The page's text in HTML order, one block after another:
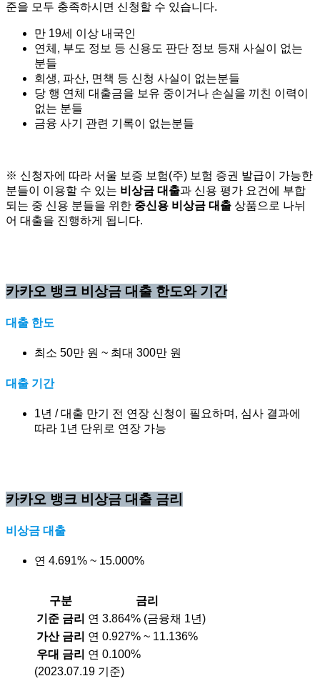
준을 모두 충족하시면 신청할 수 있습니다.
만 19세 이상 내국인
연체, 부도 정보 등 신용도 판단 정보 등재 사실이 없는
분들
회생, 파산, 면책 등 신청 사실이 없는분들
당 행 연체 대출금을 보유 중이거나 손실을 끼친 이력이
없는 분들
금융 사기 관련 기록이 없는분들
※ 신청자에 따라 서울 보증 보험(주) 보험 증권 발급이 가능한
분들이 이용할 수 있는 비상금 대출과 신용 평가 요건에 부합
되는 중 신용 분들을 위한 중신용 비상금 대출 상품으로 나뉘
어 대출을 진행하게 됩니다.
카카오 뱅크 비상금 대출 한도와 기간
대출 한도
최소 50만 원 ~ 최대 300만 원
대출 기간
1년 / 대출 만기 전 연장 신청이 필요하며, 심사 결과에
따라 1년 단위로 연장 가능
카카오 뱅크 비상금 대출 금리
비상금 대출
연 4.691% ~ 15.000%
구분
금리
기준 금리 연 3.864% (금융채 1년)
가산 금리 연 0.927% ~ 11.136%
우대 금리 연 0.100%
(2023.07.19 기준)